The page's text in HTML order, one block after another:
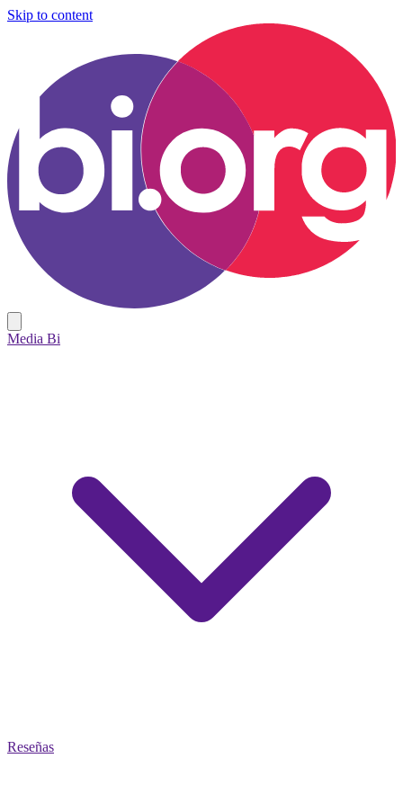
Skip to content
Media Bi
Reseñas